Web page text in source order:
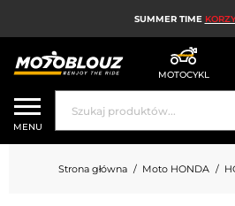
SUMMER TIME
MOTOCYKL
KASK MOTOCYKLOWY
ODZIEŻ
UBRANIA
MENU
Strona główna Moto HONDA